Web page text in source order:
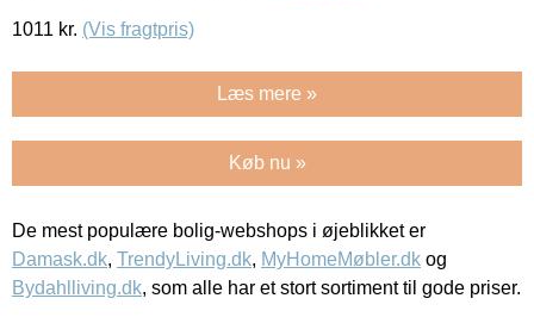
1011 kr. (Vis fragtpris)
Læs mere »
Køb nu »
De mest populære bolig-webshops i øjeblikket er
Damask.dk, TrendyLiving.dk, MyHomeMøbler.dk og
Bydahlliving.dk, som alle har et stort sortiment til gode priser.